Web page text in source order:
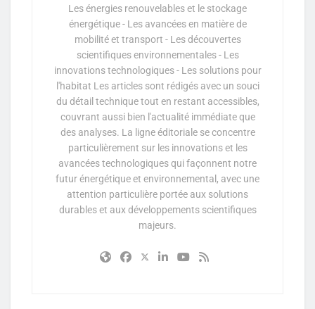
Les énergies renouvelables et le stockage
énergétique - Les avancées en matière de
mobilité et transport - Les découvertes
scientifiques environnementales - Les
innovations technologiques - Les solutions pour
l'habitat Les articles sont rédigés avec un souci
du détail technique tout en restant accessibles,
couvrant aussi bien l'actualité immédiate que
des analyses. La ligne éditoriale se concentre
particulièrement sur les innovations et les
avancées technologiques qui façonnent notre
futur énergétique et environnemental, avec une
attention particulière portée aux solutions
durables et aux développements scientifiques
majeurs.